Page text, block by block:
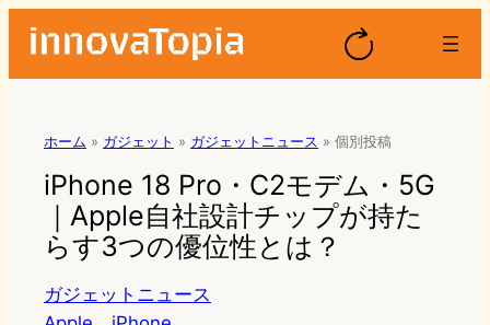
ホーム » ガジェット » ガジェットニュース » 個別投稿
iPhone 18 Pro・C2モデム・5G
｜Apple自社設計チップが持た
らす3つの優位性とは？
ガジェットニュース